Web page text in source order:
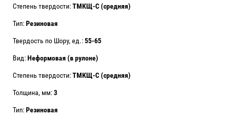
Степень твердости:ТМКЩ-С (средняя)
Тип:Резиновая
Твердость по Шору, ед.:55-65
Вид:Неформовая (в рулоне)
Степень твердости:ТМКЩ-С (средняя)
Толщина, мм:3
Тип:Резиновая